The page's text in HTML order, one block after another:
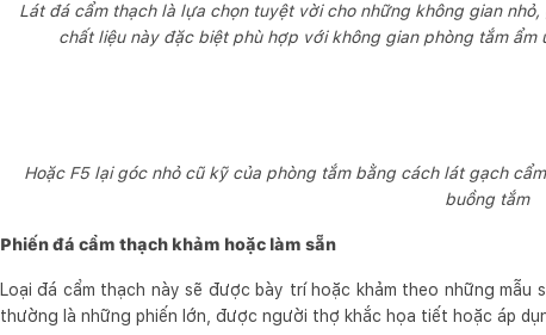
Lát đá cẩm thạch là lựa chọn tuyệt vời cho những không gian
chất liệu này đặc biệt phù hợp với không gian phòng tắm
Hoặc F5 lại góc nhỏ cũ kỹ của phòng tắm bằng cách lát gạch
buồng tắm
Phiến đá cẩm thạch khảm hoặc làm sẵn
Loại đá cẩm thạch này sẽ được bày trí hoặc khảm theo những
thường là những phiến lớn, được người thợ khắc họa tiết hoặc áp